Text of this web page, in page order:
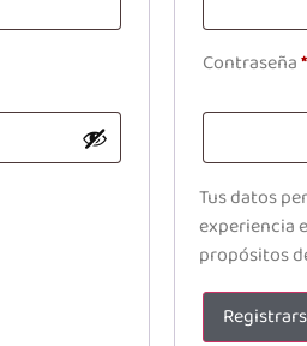
Contraseña*
Tus datos
experiencia
propósitos